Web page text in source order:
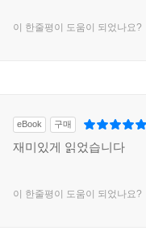
이 한줄평이 도움이 되었나요?
eBook 구매
재미있게 읽었습니다
이 한줄평이 도움이 되었나요?